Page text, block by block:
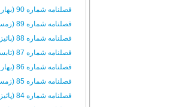
فصلنامه شماره 90 (بهار 1404)
فصلنامه شماره 89 (زمستان 1403)
فصلنامه شماره 88 (پائیز 1403)
فصلنامه شماره 87 (تابستان 1403)
فصلنامه شماره 86 (بهار 1403)
فصلنامه شماره 85 (زمستان 1402)
فصلنامه شماره 84 (پائیز 1402)